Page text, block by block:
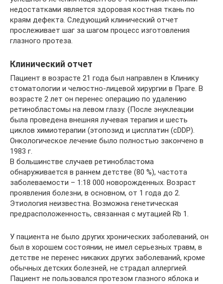
недостатками является здоровая костная ткань по
краям дефекта. Следующий клинический отчет
прослеживает шаг за шагом процесс изготовления
глазного протеза.
Клинический отчет
Пациент в возрасте 21 года был направлен в Клинику
стоматологии и челюстно-лицевой хирургии в Праге. В
возрасте 2 лет он перенес операцию по удалению
ретинобластомы на левом глазу. (После энуклеации
была проведена внешняя лучевая терапия и шесть
циклов химиотерапии (этопозид и цисплатин (cDDP).
Онкологическое лечение было полностью закончено в
1983 г.
В большинстве случаев ретинобластома
обнаруживается в раннем детстве (80 %), частота
заболеваемости – 1:18 000 новорожденных. Возраст
проявления болезни, в основном, от 1 года до 2.
Этиология неизвестна. Возможна генетическая
предрасположенность, связанная с мутацией Rb 1.
У пациента не было других хронических заболеваний, он
был в хорошем состоянии, не имел серьезных травм, в
детстве не перенес никаких других заболеваний, кроме
обычных детских болезней, не страдал аллергией.
Пациент не пользовался протезом глазного яблока и